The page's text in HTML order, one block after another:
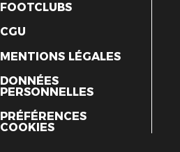
FOOTCLUBS
CGU
MENTIONS LÉGALES
DONNÉES
PERSONNELLES
PRÉFÉRENCES
COOKIES